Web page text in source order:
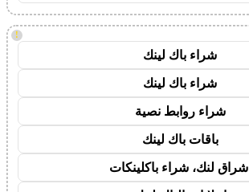
!
شراء باك لينك
شراء باك لينك
شراء روابط نصية
باقات باك لينك
اشراق لنك، شراء باكلينكات